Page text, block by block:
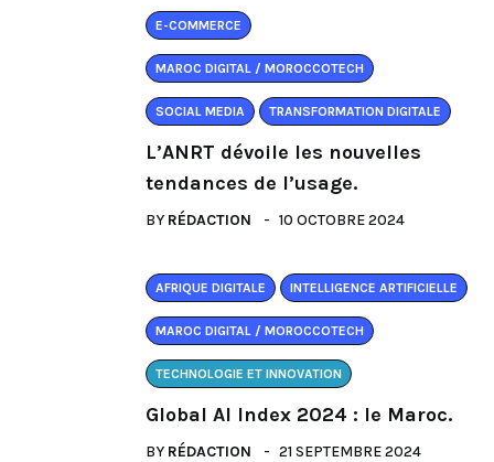
E-COMMERCE
MAROC DIGITAL / MOROCCOTECH
SOCIAL MEDIA TRANSFORMATION DIGITALE
L’ANRT dévoile les nouvelles
tendances de l’usage.
BY RÉDACTION 10 OCTOBRE 2024
AFRIQUE DIGITALE INTELLIGENCE ARTIFICIELLE
MAROC DIGITAL / MOROCCOTECH
TECHNOLOGIE ET INNOVATION
Global AI Index 2024 : le Maroc.
BY RÉDACTION 21 SEPTEMBRE 2024